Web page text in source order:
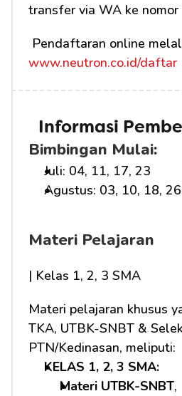
transfer via WA ke nomor
www.neutron.co.id/daftar
Informasi
Bimbingan Mulai:
Juli: 04, 11, 17, 23
Agustus: 03, 10, 18, 26
Materi Pelajaran
| Kelas 1, 2, 3 SMA
Materi pelajaran khusus
TKA, UTBK-SNBT &
PTN/Kedinasan, meliputi:
KELAS 1, 2, 3 SMA:
Materi UTBK-SNBT,